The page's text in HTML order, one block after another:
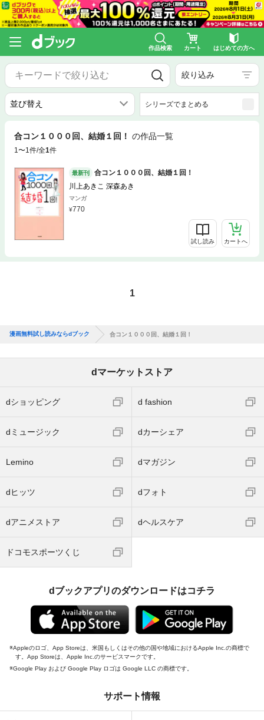
作品検索 カート はじめての方へ
絞り込み
シリーズでまとめる
合コン１０００回、結婚１回！ の作品一覧
1〜1件/全1件
最新刊
合コン１０００回、結婚１回！
川上あきこ 深森あき
マンガ
770
試し読み カートへ
1
漫画無料試し読みならdブック 合コン１０００回、結婚１回！
dマーケットストア
dショッピング d fashion
dミュージック dカーシェア
Lemino dマガジン
dヒッツ dフォト
dアニメストア dヘルスケア
ドコモスポーツくじ
dブックアプリのダウンロードはコチラ
Appleのロゴ、App Storeは、米国もしくはその他の国や地域におけるApple Inc.の商標で
す。App Storeは、Apple Inc.のサービスマークです。
Google Play および Google Play ロゴは Google LLC の商標です。
サポート情報